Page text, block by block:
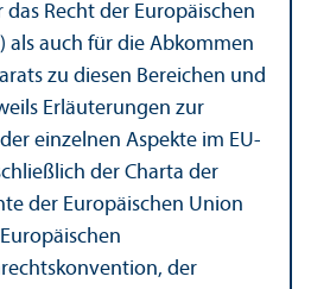
Recht der Europäischen
als auch für die Abkommen
zu diesen Bereichen und
Erläuterungen zur
einzelnen Aspekte im EU-
der Charta der
der Europäischen Union
der